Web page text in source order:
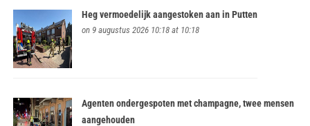
Heg vermoedelijk aangestoken aan in Putten
on 9 augustus 2026 10:18 at 10:18
Agenten ondergespoten met champagne, twee mensen
aangehouden